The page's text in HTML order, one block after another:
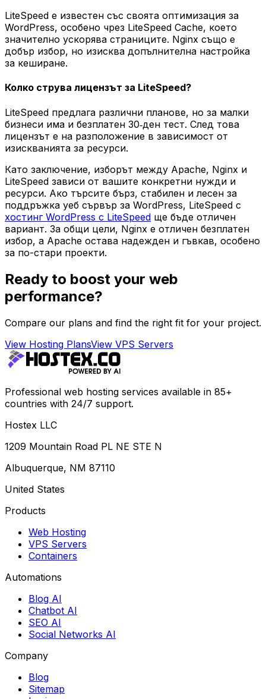
LiteSpeed е известен със своята оптимизация за
WordPress, особено чрез LiteSpeed Cache, което
значително ускорява страниците. Nginx също е
добър избор, но изисква допълнителна настройка
за кеширане.
Колко струва лицензът за LiteSpeed?
LiteSpeed предлага различни планове, но за малки
бизнеси има и безплатен 30‑ден тест. След това
лицензът е на разположение в зависимост от
изискванията за ресурси.
Като заключение, изборът между Apache, Nginx и
LiteSpeed зависи от вашите конкретни нужди и
ресурси. Ако търсите бърз, стабилен и лесен за
поддръжка уеб сървър за WordPress, LiteSpeed с
хостинг WordPress с LiteSpeed ще бъде отличен
вариант. За общи цели, Nginx е отличен безплатен
избор, а Apache остава надежден и гъвкав, особено
за по-стари проекти.
Ready to boost your web
performance?
Compare our plans and find the right fit for your project.
View Hosting PlansView VPS Servers
Professional web hosting services available in 85+
countries with 24/7 support.
Hostex LLC
1209 Mountain Road PL NE STE N
Albuquerque, NM 87110
United States
Products
Web Hosting
VPS Servers
Containers
Automations
Blog AI
Chatbot AI
SEO AI
Social Networks AI
Company
Blog
Sitemap